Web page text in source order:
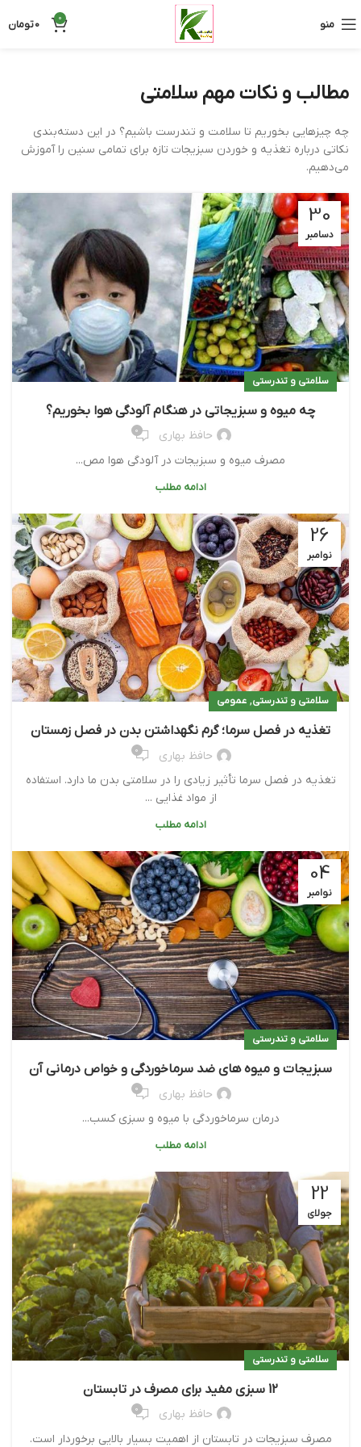
منو 0
0تومان
مطالب و نکات مهم سلامتی
چه چیزهایی بخوریم تا سلامت و تندرست باشیم؟ در این دسته‌بندی
نکاتی درباره تغذیه و خوردن سبزیجات تازه برای تمامی سنین را آموزش
می‌دهیم.
30
دسامبر
سلامتی و تندرستی
چه میوه و سبزیجاتی در هنگام آلودگی هوا بخوریم؟
حافظ بهاری 0
مصرف میوه و سبزیجات در آلودگی هوا مص...
ادامه مطلب
26
نوامبر
سلامتی و تندرستی, عمومی
تغذیه در فصل سرما؛ گرم نگهداشتن بدن در فصل زمستان
حافظ بهاری 0
تغذیه در فصل سرما تأثیر زیادی را در سلامتی بدن ما دارد. استفاده
از مواد غذایی ...
ادامه مطلب
04
نوامبر
سلامتی و تندرستی
سبزیجات و میوه های ضد سرماخوردگی و خواص درمانی آن
حافظ بهاری 0
درمان سرماخوردگی با میوه و سبزی کسب...
ادامه مطلب
22
جولای
سلامتی و تندرستی
12 سبزی مفید برای مصرف در تابستان
حافظ بهاری 0
مصرف سبزیجات در تابستان از اهمیت بسیار بالایی برخوردار است.